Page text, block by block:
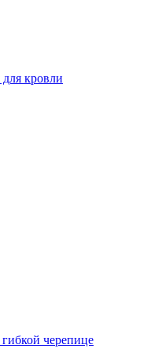
кровли
черепице